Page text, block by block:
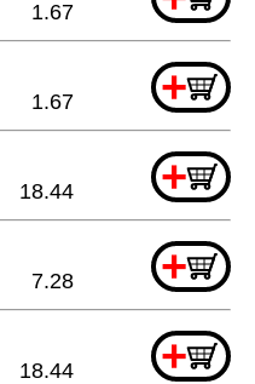
1.67
+
1.67
+
18.44
+
7.28
+
18.44